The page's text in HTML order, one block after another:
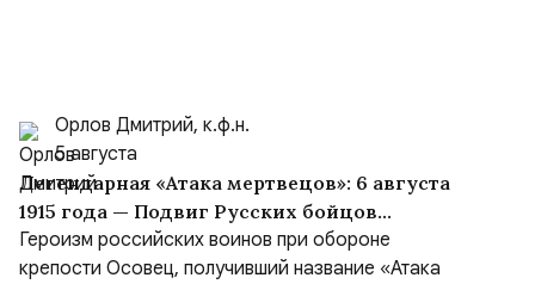
Орлов Дмитрий, к.ф.н.
5 августа
Легендарная «Атака мертвецов»: 6 августа
1915 года — Подвиг Русских бойцов
крепости Осовец
Героизм российских воинов при обороне
крепости Осовец, получивший название «Атака